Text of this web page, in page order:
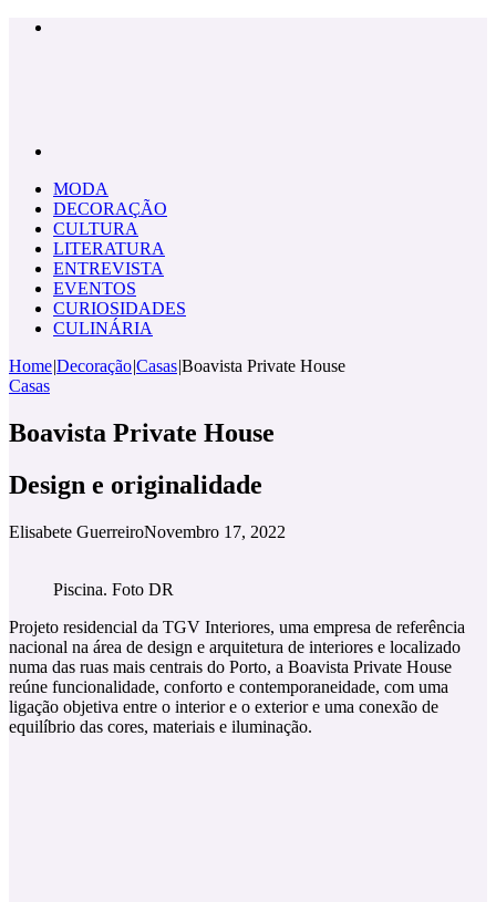
MODA
DECORAÇÃO
CULTURA
LITERATURA
ENTREVISTA
EVENTOS
CURIOSIDADES
CULINÁRIA
Home|Decoração|Casas|Boavista Private House
Casas
Boavista Private House
Design e originalidade
Elisabete GuerreiroNovembro 17, 2022
Piscina. Foto DR
Projeto residencial da TGV Interiores, uma empresa de referência
nacional na área de design e arquitetura de interiores e localizado
numa das ruas mais centrais do Porto, a Boavista Private House
reúne funcionalidade, conforto e contemporaneidade, com uma
ligação objetiva entre o interior e o exterior e uma conexão de
equilíbrio das cores, materiais e iluminação.